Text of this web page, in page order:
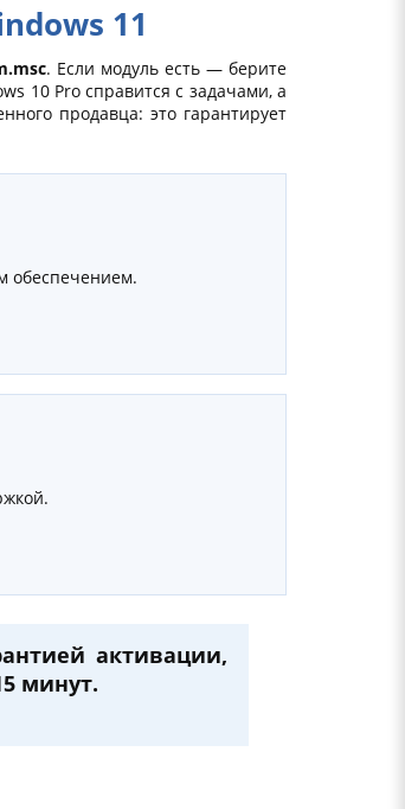
11
. Если модуль есть — берите
10 Pro справится с задачами, а
продавца: это гарантирует
обеспечением.
активации,
минут.